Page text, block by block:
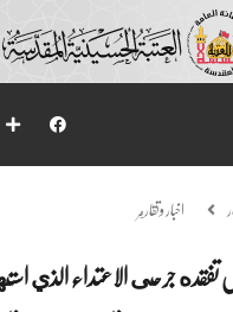
اخبار وتقارير
تفقده جرحى الاعتداء الذي